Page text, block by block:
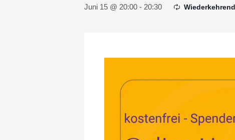
Juni 15 @ 20:00 - 20:30